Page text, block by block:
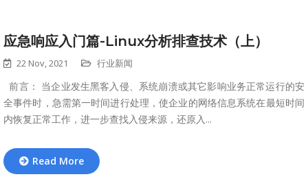
应急响应入门篇-Linux分析排查技术（上）
22 Nov, 2021 行业新闻
前言： 当企业发生黑客入侵、系统崩溃或其它影响业务正常运行的安
全事件时，急需第一时间进行处理，使企业的网络信息系统在最短时间
内恢复正常工作，进一步查找入侵来源，还原入...
Read More